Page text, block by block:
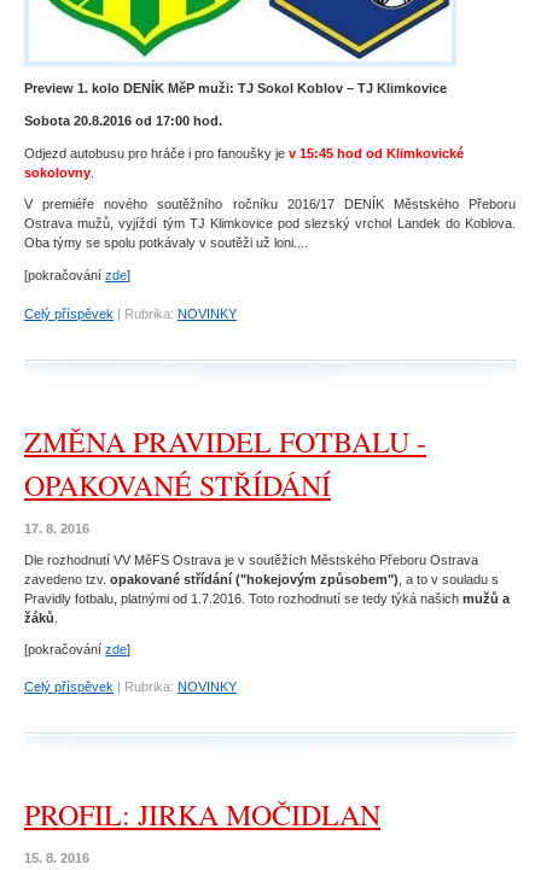
Preview 1. kolo DENÍK MěP muži: TJ Sokol Koblov – TJ Klimkovice
Sobota 20.8.2016 od 17:00 hod.
Odjezd autobusu pro hráče i pro fanoušky je v 15:45 hod od Klimkovické
sokolovny
V premiéře nového soutěžního ročníku 2016/17 DENÍK Městského Přeboru
Ostrava mužů, vyjíždí tým TJ Klimkovice pod slezský vrchol Landek do Koblova.
Oba týmy se spolu potkávaly v soutěži už loni....
[pokračování zde]
Celý příspěvek | Rubrika: NOVINKY
ZMĚNA PRAVIDEL FOTBALU -
OPAKOVANÉ STŘÍDÁNÍ
17. 8. 2016
Dle rozhodnutí VV MěFS Ostrava je v soutěžích Městského Přeboru Ostrava
zavedeno tzv. opakované střídání ("hokejovým způsobem") , a to v souladu s
Pravidly fotbalu, platnými od 1.7.2016. Toto rozhodnutí se tedy týká našich mužů a
žáků
[pokračování zde]
Celý příspěvek | Rubrika: NOVINKY
PROFIL: JIRKA MOČIDLAN
15. 8. 2016